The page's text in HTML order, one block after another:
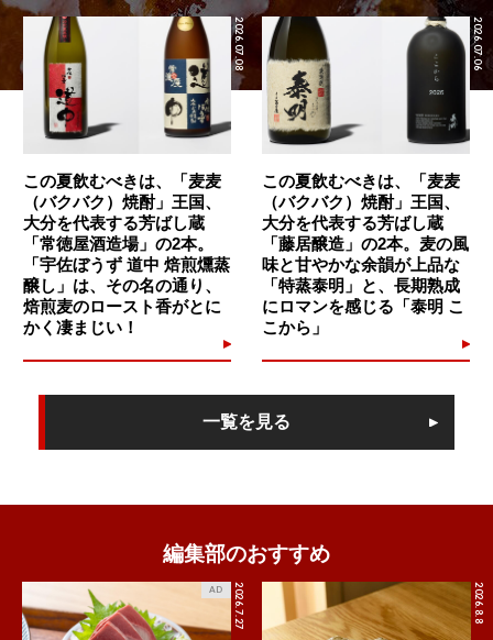
2026.07.08
この夏飲むべきは、「麦麦
（バクバク）焼酎」王国、
大分を代表する芳ばし蔵
「常徳屋酒造場」の2本。
「宇佐ぼうず 道中 焙煎燻蒸
醸し」は、その名の通り、
焙煎麦のロースト香がとに
かく凄まじい！
2026.07.06
この夏飲むべきは、「麦麦
（バクバク）焼酎」王国、
大分を代表する芳ばし蔵
「藤居醸造」の2本。麦の風
味と甘やかな余韻が上品な
「特蒸泰明」と、長期熟成
にロマンを感じる「泰明 こ
こから」
一覧を見る
編集部のおすすめ
2026.7.27
AD 2026.8.8